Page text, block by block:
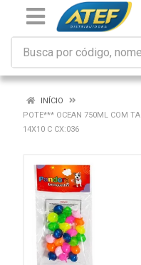
INÍCIO
POTE*** OCEAN 750ML COM
14X10 C CX:036